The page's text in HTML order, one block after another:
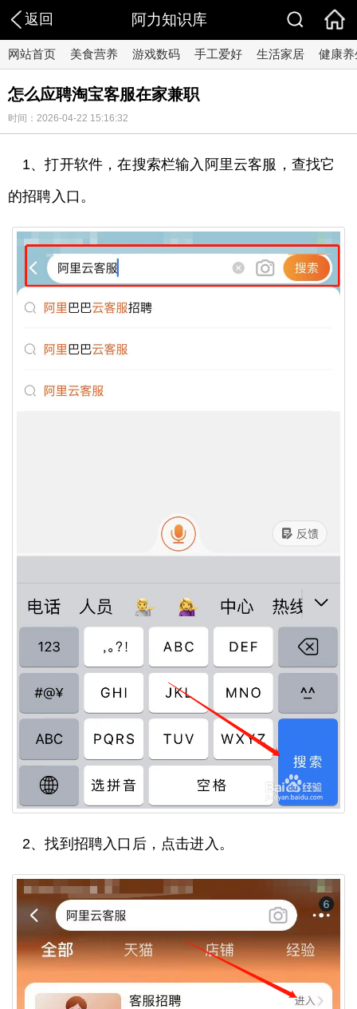
返回 阿力知识库
网站首页 美食营养 游戏数码 手工爱好 生活家居 健康养
怎么应聘淘宝客服在家兼职
时间：2026-04-22 15:16:32
1、打开软件，在搜索栏输入阿里云客服，查找它
的招聘入口。
2、找到招聘入口后，点击进入。